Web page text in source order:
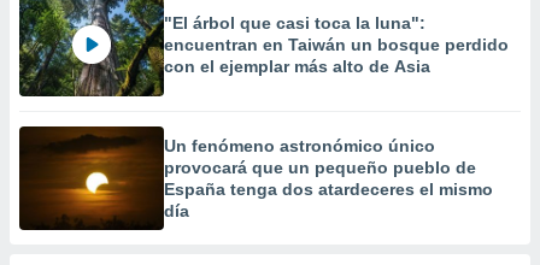
"El árbol que casi toca la luna":
encuentran en Taiwán un bosque perdido
con el ejemplar más alto de Asia
Un fenómeno astronómico único
provocará que un pequeño pueblo de
España tenga dos atardeceres el mismo
día